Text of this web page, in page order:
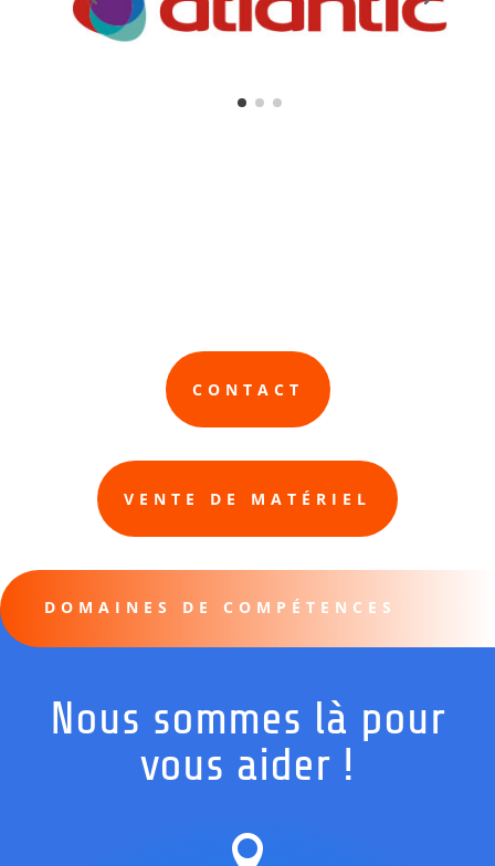
CONTACT
VENTE DE MATÉRIEL
DOMAINES DE COMPÉTENCES
Nous sommes là pour
vous aider !
